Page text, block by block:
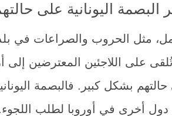
البصمة اليونانية على
مثل الحروب والصراعات في
على اللاجئين المعترضين إلى
بشكل كبير. فالبصمة
أخرى في أوروبا لطلب